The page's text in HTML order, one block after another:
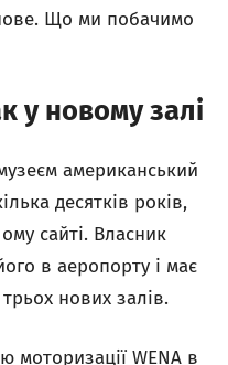
Що ми побачимо
у новому залі
американський
десятків років,
сайті. Власник
в аеропорту і має
нових залів.
WENA в